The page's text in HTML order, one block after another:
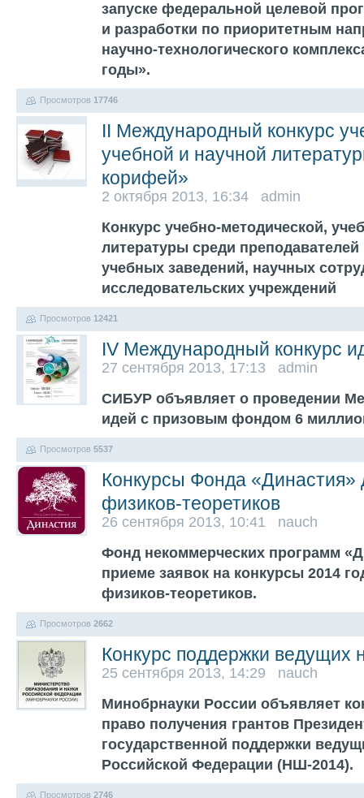
запуске федеральной целевой
и разработки по приоритетным
научно-технологического
годы».
Просмотров 17746
II Международный конкурс
учебной и научной
корифей»
2 октября 2013, 16:34 admin
Конкурс учебно-методической,
литературы среди
учебных заведений, научных
исследовательских учреждений
Просмотров 12421
IV Международный конкурс
27 сентября 2013, 17:13 admin
СИБУР объявляет о проведении
идей с призовым фондом 6
Просмотров 5537
Конкурсы Фонда
физиков-теоретиков
26 сентября 2013, 10:41 nauch
Фонд некоммерческих программ
приеме заявок на конкурсы 2014
физиков-теоретиков.
Просмотров 2662
Конкурс поддержки ведущих
25 сентября 2013, 14:29 nauch
Минобрнауки России объявляет
право получения грантов
государственной поддержки
Российской Федерации (НШ-2014).
Просмотров 2746